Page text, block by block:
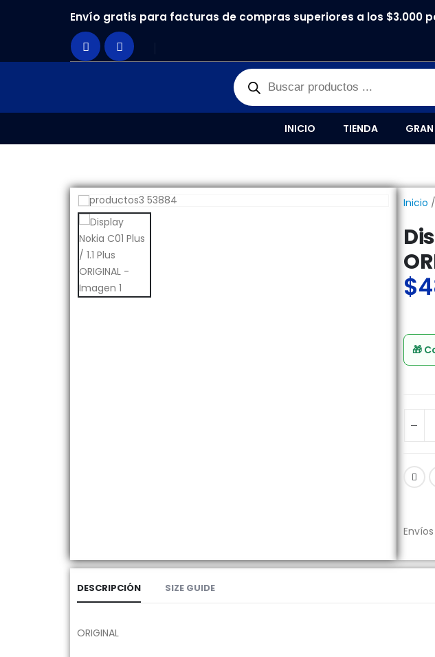
Envío gratis para facturas de compras superiores a los $3.000
INICIO TIENDA
PRODUCTOSREPUESTOS, PANTALLAS DISPLAY NOKIA C01 PLUS / 1.1 PLUS
Inicio /
$
🎁
DESCRIPCIÓN SIZE GUIDE
ORIGINAL